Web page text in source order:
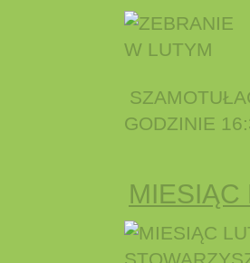
GODZINIE
MIESIĄC